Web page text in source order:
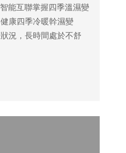
能互聯掌握四季溫濕變
康四季冷暖幹濕變
況，長時間處於不舒